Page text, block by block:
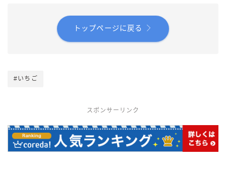
トップページに戻る
#いちご
スポンサーリンク